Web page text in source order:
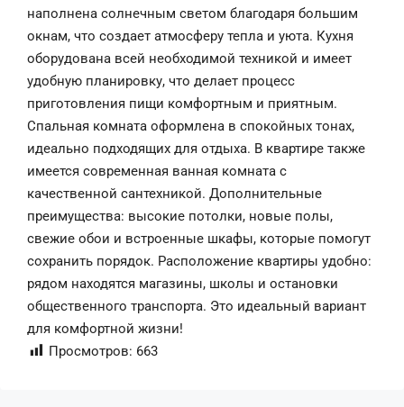
наполнена солнечным светом благодаря большим
окнам, что создает атмосферу тепла и уюта. Кухня
оборудована всей необходимой техникой и имеет
удобную планировку, что делает процесс
приготовления пищи комфортным и приятным.
Спальная комната оформлена в спокойных тонах,
идеально подходящих для отдыха. В квартире также
имеется современная ванная комната с
качественной сантехникой. Дополнительные
преимущества: высокие потолки, новые полы,
свежие обои и встроенные шкафы, которые помогут
сохранить порядок. Расположение квартиры удобно:
рядом находятся магазины, школы и остановки
общественного транспорта. Это идеальный вариант
для комфортной жизни!
Просмотров: 663